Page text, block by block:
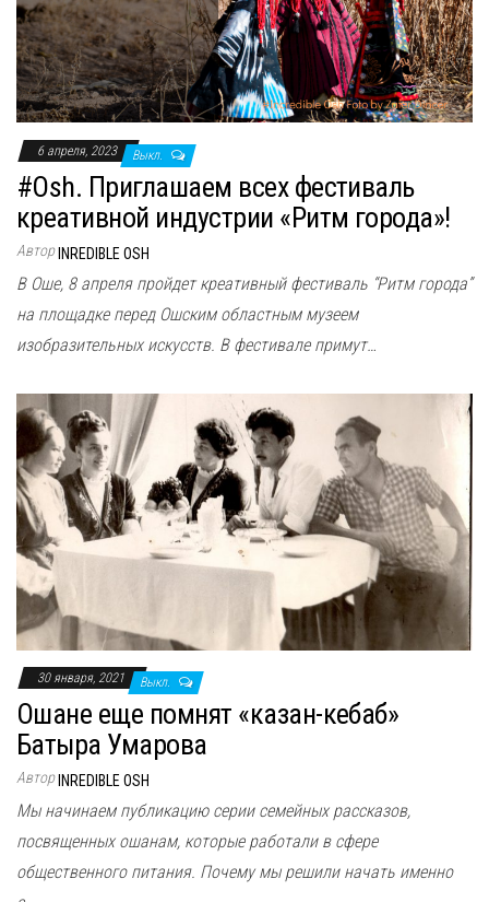
6 апреля, 2023 Выкл.
#Osh. Приглашаем всех фестиваль
креативной индустрии «Ритм города»!
АвторINREDIBLE OSH
В Оше, 8 апреля пройдет креативный фестиваль “Ритм города”
на площадке перед Ошским областным музеем
изобразительных искусств. В фестивале примут…
30 января, 2021 Выкл.
Ошане еще помнят «казан-кебаб»
Батыра Умарова
Автор INREDIBLE OSH
Мы начинаем публикацию серии семейных рассказов,
посвященных ошанам, которые работали в сфере
общественного питания. Почему мы решили начать именно